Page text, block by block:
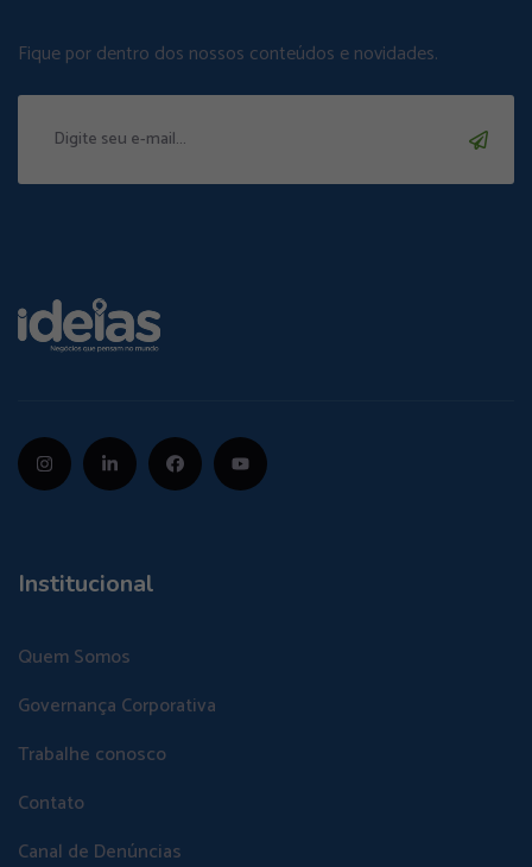
Fique por dentro dos nossos conteúdos e novidades.
Institucional
Quem Somos
Governança Corporativa
Trabalhe conosco
Contato
Canal de Denúncias